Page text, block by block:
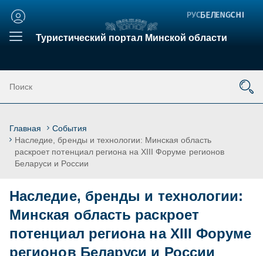
Туристический портал Минской области
Главная
События
Наследие, бренды и технологии: Минская область
раскроет потенциал региона на XIII Форуме регионов
Беларуси и России
Наследие, бренды и технологии:
Минская область раскроет
потенциал региона на XIII Форуме
регионов Беларуси и России